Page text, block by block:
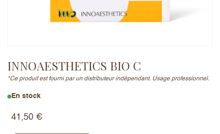
INNOAESTHETICS BIO C
*Ce produit est fourni par un distributeur indépendant. Usage professionnel.
En stock
41,50 €
Ajouter un avis